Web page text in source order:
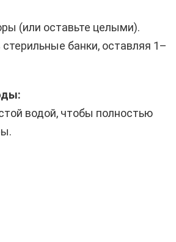
(или оставьте целыми).
банки, оставляя 1–
водой, чтобы полностью